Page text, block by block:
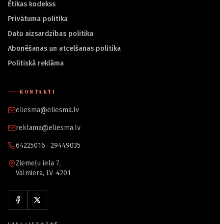
Ētikas kodekss
Privātuma politika
Datu aizsardzības politika
Abonēšanas un atcelšanas politika
Politiskā reklāma
KONTAKTI
eliesma@eliesma.lv
reklama@eliesma.lv
64225016 · 29449035
Ziemeļu iela 7,
Valmiera, LV-4201